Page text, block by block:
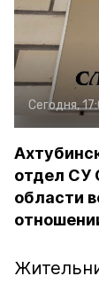
Сегодня,
отдел СУ
области